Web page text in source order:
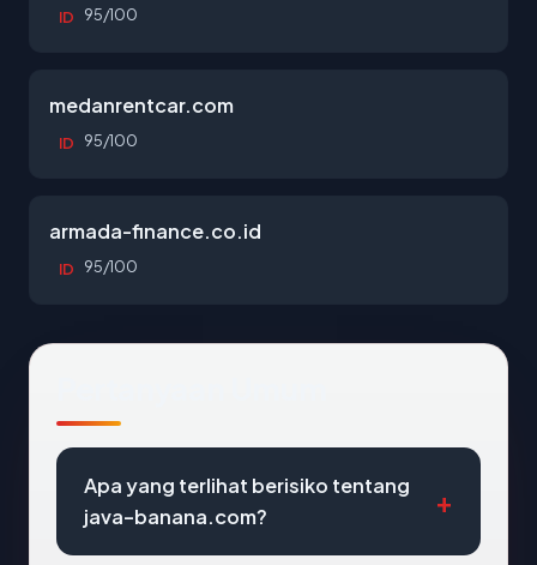
ID 95/100
medanrentcar.com
ID 95/100
armada-finance.co.id
ID 95/100
Apa yang terlihat berisiko tentang
java-banana.com?